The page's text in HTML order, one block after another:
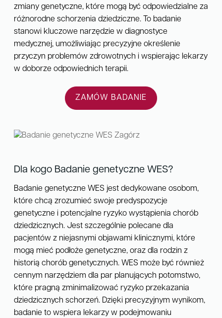
zmiany genetyczne, które mogą być odpowiedzialne za
różnorodne schorzenia dziedziczne. To badanie
stanowi kluczowe narzędzie w diagnostyce
medycznej, umożliwiając precyzyjne określenie
przyczyn problemów zdrowotnych i wspierając lekarzy
w doborze odpowiednich terapii.
ZAMÓW BADANIE
Dla kogo Badanie genetyczne WES?
Badanie genetyczne WES jest dedykowane osobom,
które chcą zrozumieć swoje predyspozycje
genetyczne i potencjalne ryzyko wystąpienia chorób
dziedzicznych. Jest szczególnie polecane dla
pacjentów z niejasnymi objawami klinicznymi, które
mogą mieć podłoże genetyczne, oraz dla rodzin z
historią chorób genetycznych. WES może być również
cennym narzędziem dla par planujących potomstwo,
które pragną zminimalizować ryzyko przekazania
dziedzicznych schorzeń. Dzięki precyzyjnym wynikom,
badanie to wspiera lekarzy w podejmowaniu